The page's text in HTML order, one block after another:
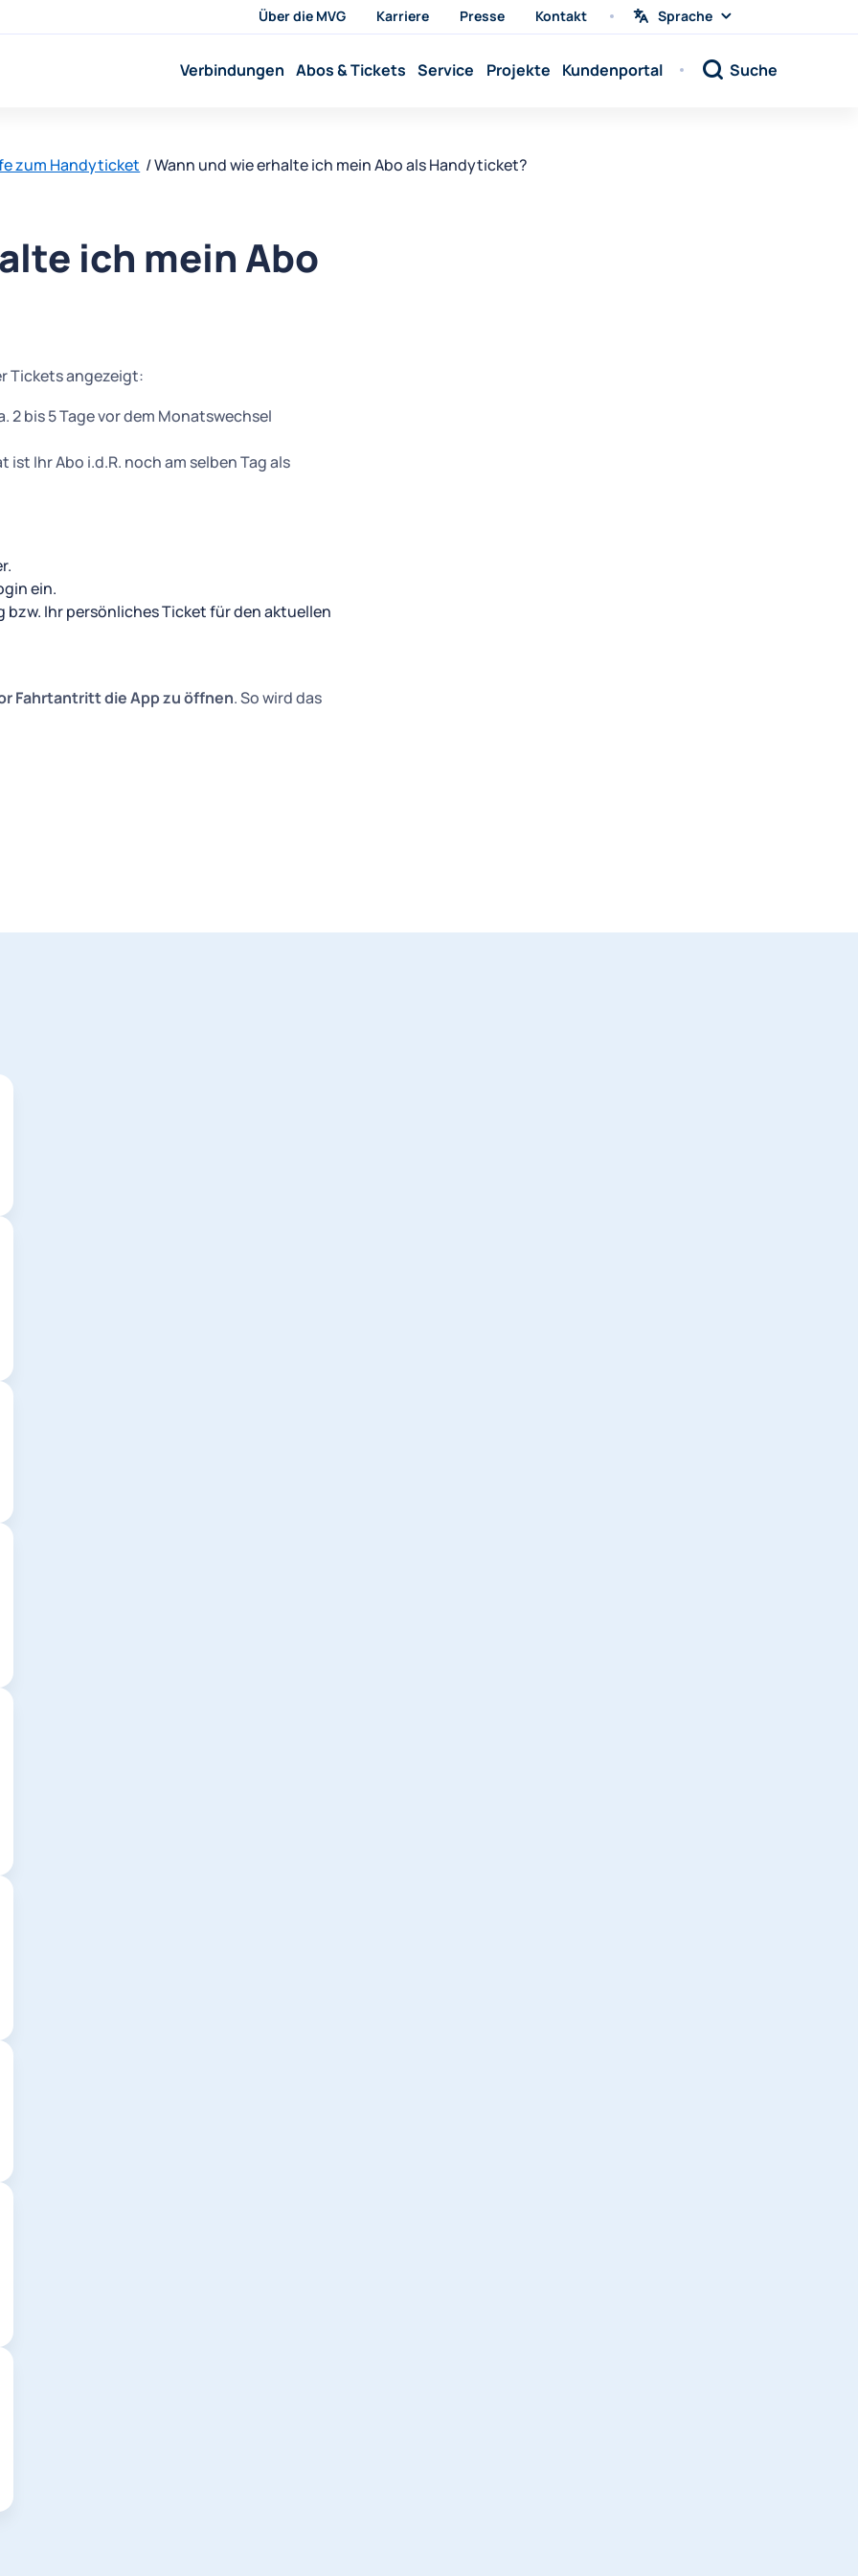
Über die MVG Karriere Presse Kontakt
Sprache
Sprache
Verbindungen Abos & Tickets Service Projekte Kundenportal Suche
zum Handyticket Wann und wie erhalte ich mein Abo als Handyticket?
ich mein Abo
Tickets angezeigt:
bis 5 Tage vor dem Monatswechsel
Ihr Abo i.d.R. noch am selben Tag als
ein.
bzw. Ihr persönliches Ticket für den aktuellen
Fahrtantritt die App zu öffnen. So wird das